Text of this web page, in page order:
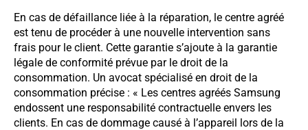
En cas de défaillance liée à la réparation, le centre agréé
est tenu de procéder à une nouvelle intervention sans
frais pour le client. Cette garantie s’ajoute à la garantie
légale de conformité prévue par le droit de la
consommation. Un avocat spécialisé en droit de la
consommation précise : « Les centres agréés Samsung
endossent une responsabilité contractuelle envers les
clients. En cas de dommage causé à l’appareil lors de la